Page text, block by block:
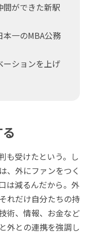
ができた新駅
一のMBA公務
ションを上げ
も受けたという。し
、外にファンをつく
は減るんだから。外
れだけ自分たちの持
術、情報、お金など
外との連携を強調し